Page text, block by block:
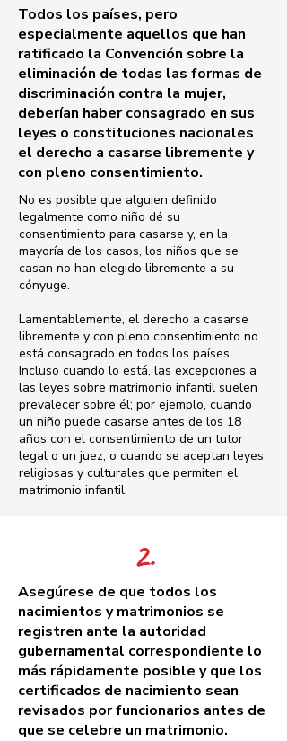
Todos los países, pero
especialmente aquellos que han
ratificado la Convención sobre la
eliminación de todas las formas de
discriminación contra la mujer,
deberían haber consagrado en sus
leyes o constituciones nacionales
el derecho a casarse libremente y
con pleno consentimiento.
No es posible que alguien definido
legalmente como niño dé su
consentimiento para casarse y, en la
mayoría de los casos, los niños que se
casan no han elegido libremente a su
cónyuge.
Lamentablemente, el derecho a casarse
libremente y con pleno consentimiento no
está consagrado en todos los países.
Incluso cuando lo está, las excepciones a
las leyes sobre matrimonio infantil suelen
prevalecer sobre él; por ejemplo, cuando
un niño puede casarse antes de los 18
años con el consentimiento de un tutor
legal o un juez, o cuando se aceptan leyes
religiosas y culturales que permiten el
matrimonio infantil.
2.
Asegúrese de que todos los
nacimientos y matrimonios se
registren ante la autoridad
gubernamental correspondiente lo
más rápidamente posible y que los
certificados de nacimiento sean
revisados por funcionarios antes de
que se celebre un matrimonio.